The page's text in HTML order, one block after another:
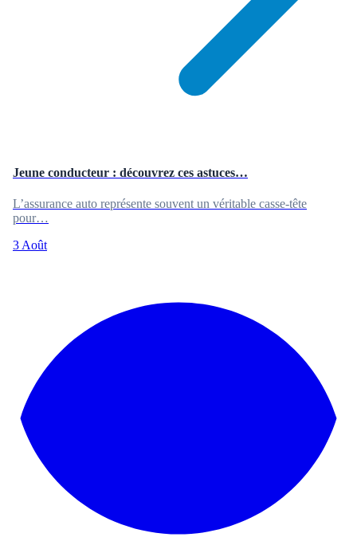
Jeune conducteur : découvrez ces astuces…
L’assurance auto représente souvent un véritable casse-tête
pour…
3 Août